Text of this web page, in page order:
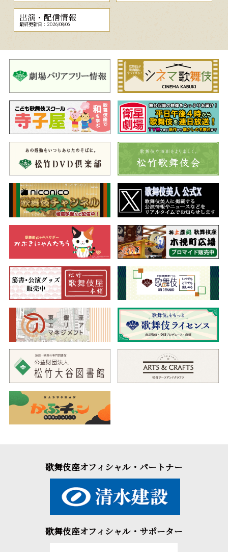
出演・配信情報
最終更新日：2026/08/06
歌舞伎座オフィシャル・パートナー
歌舞伎座オフィシャル・サポーター